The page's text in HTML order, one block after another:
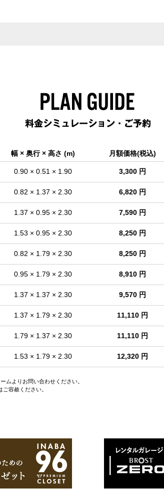
メージです
幅 × 奥行 × 高さ (m) 月額価格(税込)
0.90 × 0.51 × 1.90 3,300 円
0.82 × 1.37 × 2.30 6,820 円
1.37 × 0.95 × 2.30 7,590 円
1.53 × 0.95 × 2.30 8,250 円
0.82 × 1.79 × 2.30 8,250 円
0.95 × 1.79 × 2.30 8,910 円
1.37 × 1.37 × 2.30 9,570 円
1.37 × 1.79 × 2.30 11,110 円
1.79 × 1.37 × 2.30 11,110 円
1.53 × 1.79 × 2.30 12,320 円
ムよりお問い合わせください。
容赦ください。